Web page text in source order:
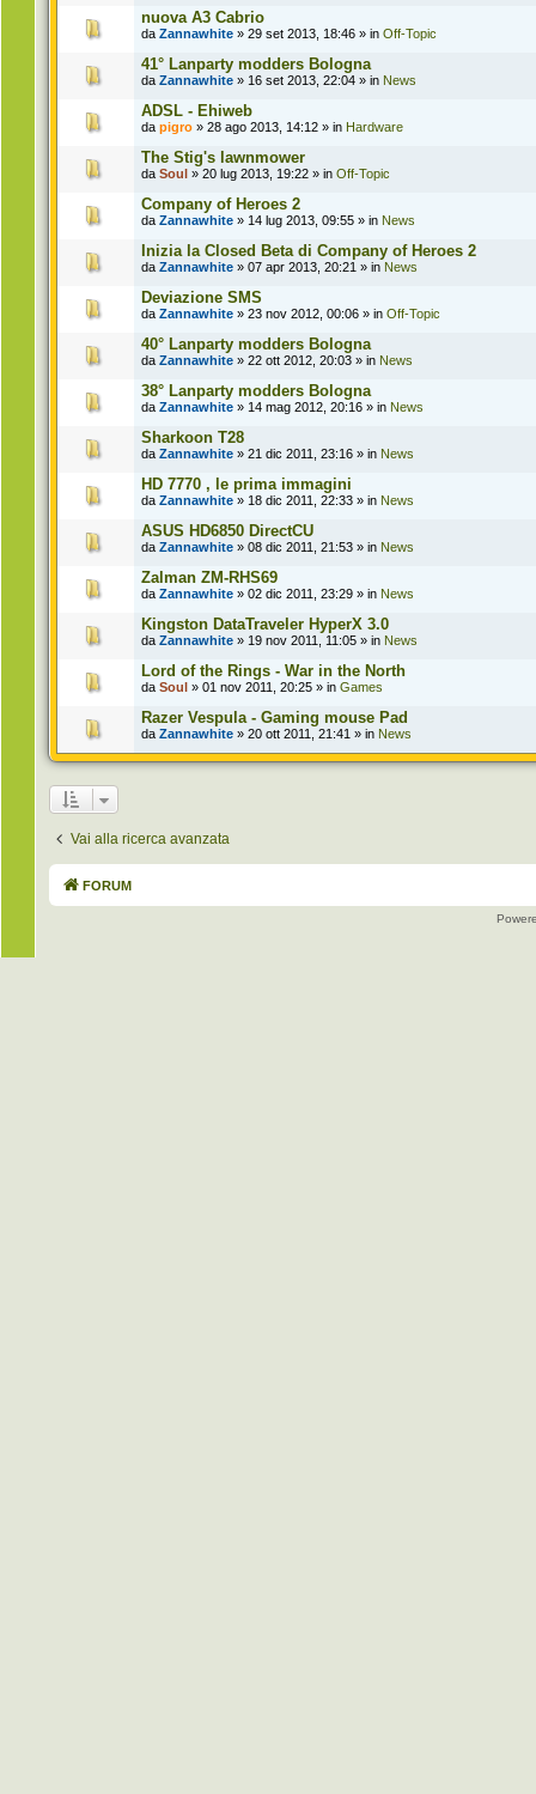
nuova A3 Cabrio
da Zannawhite » 29 set 2013, 18:46 » in Off-Topic
41° Lanparty modders Bologna
da Zannawhite » 16 set 2013, 22:04 » in News
ADSL - Ehiweb
da pigro » 28 ago 2013, 14:12 » in Hardware
The Stig's lawnmower
da Soul » 20 lug 2013, 19:22 » in Off-Topic
Company of Heroes 2
da Zannawhite » 14 lug 2013, 09:55 » in News
Inizia la Closed Beta di Company of Heroes 2
da Zannawhite » 07 apr 2013, 20:21 » in News
Deviazione SMS
da Zannawhite » 23 nov 2012, 00:06 » in Off-Topic
40° Lanparty modders Bologna
da Zannawhite » 22 ott 2012, 20:03 » in News
38° Lanparty modders Bologna
da Zannawhite » 14 mag 2012, 20:16 » in News
Sharkoon T28
da Zannawhite » 21 dic 2011, 23:16 » in News
HD 7770 , le prima immagini
da Zannawhite » 18 dic 2011, 22:33 » in News
ASUS HD6850 DirectCU
da Zannawhite » 08 dic 2011, 21:53 » in News
Zalman ZM-RHS69
da Zannawhite » 02 dic 2011, 23:29 » in News
Kingston DataTraveler HyperX 3.0
da Zannawhite » 19 nov 2011, 11:05 » in News
Lord of the Rings - War in the North
da Soul » 01 nov 2011, 20:25 » in Games
Razer Vespula - Gaming mouse Pad
da Zannawhite » 20 ott 2011, 21:41 » in News
Vai alla ricerca avanzata
FORUM